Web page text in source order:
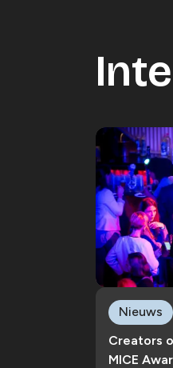
Creators
MICE
Nieuws